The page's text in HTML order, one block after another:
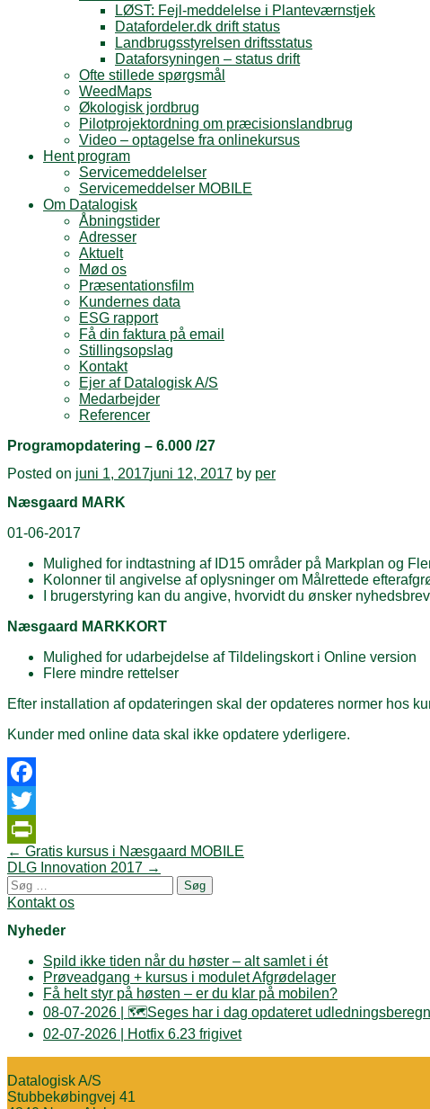
LØST: Fejl-meddelelse i Planteværnstjek
Datafordeler.dk drift status
Landbrugsstyrelsen driftsstatus
Dataforsyningen – status drift
Ofte stillede spørgsmål
WeedMaps
Økologisk jordbrug
Pilotprojektordning om præcisionslandbrug
Video – optagelse fra onlinekursus
Hent program
Servicemeddelelser
Servicemeddelser MOBILE
Om Datalogisk
Åbningstider
Adresser
Aktuelt
Mød os
Præsentationsfilm
Kundernes data
ESG rapport
Få din faktura på email
Stillingsopslag
Kontakt
Ejer af Datalogisk A/S
Medarbejder
Referencer
Programopdatering – 6.000 /27
Posted on juni 1, 2017juni 12, 2017 by per
Næsgaard MARK
01-06-2017
Mulighed for indtastning af ID15 områder på Markplan og
Kolonner til angivelse af oplysninger om Målrettede
I brugerstyring kan du angive, hvorvidt du ønsker
Næsgaard MARKKORT
Mulighed for udarbejdelse af Tildelingskort i Online version
Flere mindre rettelser
Efter installation af opdateringen skal der opdateres normer hos
Kunder med online data skal ikke opdatere yderligere.
Facebook
Twitter
PrintFriendly
Post
navigation
← Gratis kursus i Næsgaard MOBILE
DLG Innovation 2017 →
Søg
efter:
Kontakt os
Nyheder
Spild ikke tiden når du høster – alt samlet i ét
Prøveadgang + kursus i modulet Afgrødelager
Få helt styr på høsten – er du klar på mobilen?
08-07-2026 | 🗺️Seges har i dag opdateret
02-07-2026 | Hotfix 6.23 frigivet
Datalogisk A/S
Stubbekøbingvej 41